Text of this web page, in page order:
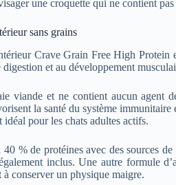
une croquette qui ne contient
sans grains
Crave Grain Free High Protein
et au développement
viande et ne contient aucun agent
la santé du système
pour les chats adultes actifs.
% de protéines avec des sources
inclus. Une autre formule
conserver un physique maigre.